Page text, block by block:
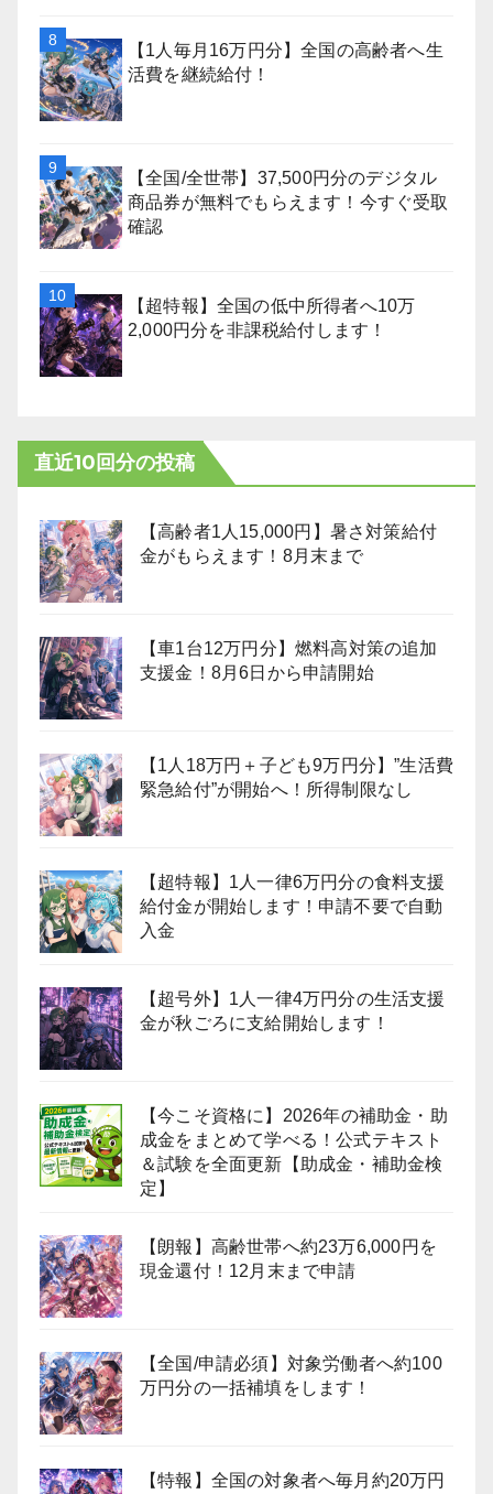
【1人毎月16万円分】全国の高齢者へ生
活費を継続給付！
【全国/全世帯】37,500円分のデジタル
商品券が無料でもらえます！今すぐ受取
確認
【超特報】全国の低中所得者へ10万
2,000円分を非課税給付します！
直近10回分の投稿
【高齢者1人15,000円】暑さ対策給付
金がもらえます！8月末まで
【車1台12万円分】燃料高対策の追加
支援金！8月6日から申請開始
【1人18万円＋子ども9万円分】”生活費
緊急給付”が開始へ！所得制限なし
【超特報】1人一律6万円分の食料支援
給付金が開始します！申請不要で自動
入金
【超号外】1人一律4万円分の生活支援
金が秋ごろに支給開始します！
【今こそ資格に】2026年の補助金・助
成金をまとめて学べる！公式テキスト
＆試験を全面更新【助成金・補助金検
定】
【朗報】高齢世帯へ約23万6,000円を
現金還付！12月末まで申請
【全国/申請必須】対象労働者へ約100
万円分の一括補填をします！
【特報】全国の対象者へ毎月約20万円